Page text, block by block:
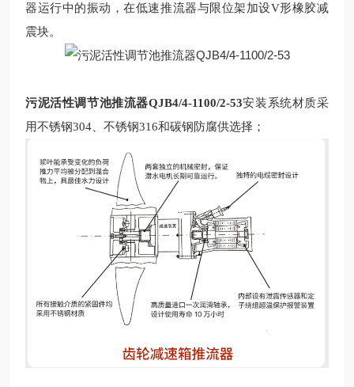
器运行中的振动，在低速推流器与限位架加设V形橡胶减
震块。
污泥活性调节池推流器QJB4/4-1100/2-53安装系统材质采
用不锈钢304、不锈钢316和碳钢防腐供选择；